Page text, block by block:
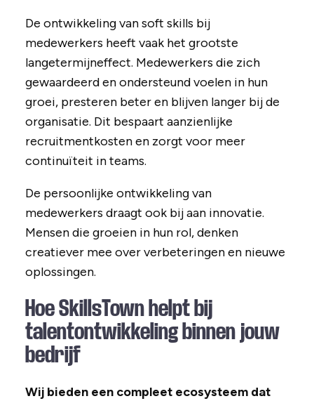
De ontwikkeling van soft skills bij
medewerkers heeft vaak het grootste
langetermijneffect. Medewerkers die zich
gewaardeerd en ondersteund voelen in hun
groei, presteren beter en blijven langer bij de
organisatie. Dit bespaart aanzienlijke
recruitmentkosten en zorgt voor meer
continuïteit in teams.
De persoonlijke ontwikkeling van
medewerkers draagt ook bij aan innovatie.
Mensen die groeien in hun rol, denken
creatiever mee over verbeteringen en nieuwe
oplossingen.
Hoe SkillsTown helpt bij
talentontwikkeling binnen jouw
bedrijf
Wij bieden een compleet ecosysteem dat